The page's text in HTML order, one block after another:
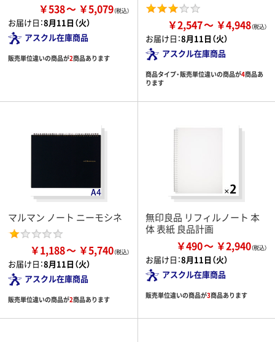
￥538 ￥5,079
お届け日：8月11日（火）
アスクル在庫商品
販売単位違いの商品が2商品あります
￥2,547 ￥4,948
お届け日：8月11日（火）
アスクル在庫商品
商品タイプ・販売単位違いの商品が4商品あ
ります
マルマン ノート ニーモシネ
￥1,188 ￥5,740
お届け日：8月11日（火）
アスクル在庫商品
販売単位違いの商品が2商品あります
無印良品 リフィルノート 本
体 表紙 良品計画
￥490 ￥2,940
お届け日：8月11日（火）
アスクル在庫商品
販売単位違いの商品が3商品あります